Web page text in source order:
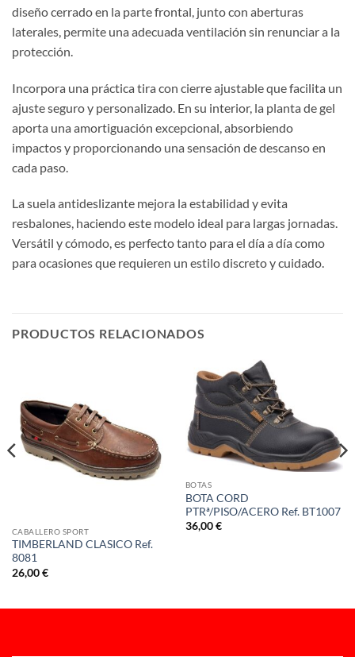
diseño cerrado en la parte frontal, junto con aberturas
laterales, permite una adecuada ventilación sin renunciar a la
protección.
Incorpora una práctica tira con cierre ajustable que facilita un
ajuste seguro y personalizado. En su interior, la planta de gel
aporta una amortiguación excepcional, absorbiendo
impactos y proporcionando una sensación de descanso en
cada paso.
La suela antideslizante mejora la estabilidad y evita
resbalones, haciendo este modelo ideal para largas jornadas.
Versátil y cómodo, es perfecto tanto para el día a día como
para ocasiones que requieren un estilo discreto y cuidado.
PRODUCTOS RELACIONADOS
CABALLERO SPORT
TIMBERLAND CLASICO Ref.
8081
26,00€
BOTAS
BOTA CORD
PTRª/PISO/ACERO Ref. BT1007
36,00€